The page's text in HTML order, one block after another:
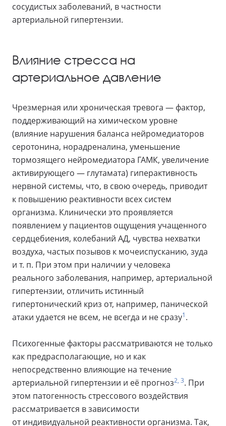
сосудистых заболеваний, в частности
артериальной гипертензии.
Влияние стресса на
артериальное давление
Чрезмерная или хроническая тревога — фактор,
поддерживающий на химическом уровне
(влияние нарушения баланса нейромедиаторов
серотонина, норадреналина, уменьшение
тормозящего нейромедиатора ГАМК, увеличение
активирующего — глутамата) гиперактивность
нервной системы, что, в свою очередь, приводит
к повышению реактивности всех систем
организма. Клинически это проявляется
появлением у пациентов ощущения учащенного
сердцебиения, колебаний АД, чувства нехватки
воздуха, частых позывов к мочеиспусканию, зуда
и т. п. При этом при наличии у человека
реального заболевания, например, артериальной
гипертензии, отличить истинный
гипертонический криз от, например, панической
атаки удается не всем, не всегда и не сразу1.
Психогенные факторы рассматриваются не только
как предрасполагающие, но и как
непосредственно влияющие на течение
артериальной гипертензии и её прогноз2, 3. При
этом патогенность стрессового воздействия
рассматривается в зависимости
от индивидуальной реактивности организма. Так,